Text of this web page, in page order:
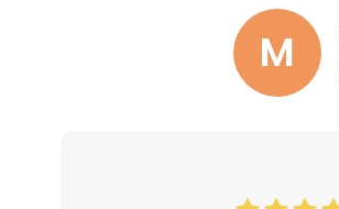
M